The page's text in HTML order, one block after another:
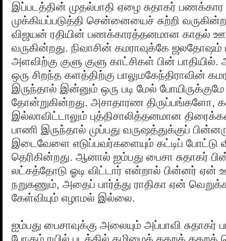
இப்படத்தின் முதல்பாதி ஏழை சுதாகர்
முக்கியப்படுத்தி சென்னையைச் சுற்றி
விஜயன் ரதியின் பணக்காரத்தனமான காதல்
வருகின்றது. நிவாசின் கமராவுக்கே ஜலதோஷம்
அளவிற்கு குளு குளு காட்சிகள் பின்
ஒரு சிறந்த களத்திற்கு பாலுமகேந்திராவின்
இருந்தால் இன்னும் ஒரு படி மேல்
தோன்றுகின்றது. அசாதாரண
இல்லாவிட்டாலும் புத்திசாலித்தனமான
பாணி இருந்தால் முப்பது வருஷத்துக்குப்
இடைவேளை எடுப்பவர்களையும் கட்டிப் போட்டு
தெரிகின்றது. ஆனால் ஐம்பது பைசா சுதாகர்
லட்சத்தோடு ஓடி விட்டார் என்றால் பின்னர் ஏன்
நறுகணும், அதைப் பார்த்து ராதிகா ஏன்
கேள்வியும் எழாமல் இல்லை.
ஐம்பது பைசாவுக்கு அலையும் அப்பாவி சுதாகர்